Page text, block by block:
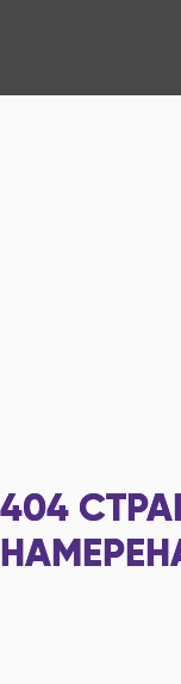
404